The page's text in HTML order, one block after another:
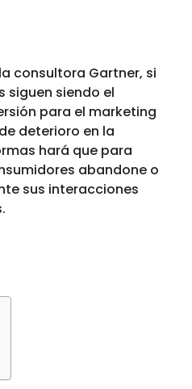
consultora Gartner, si
siguen siendo el
para el marketing
deterioro en la
hará que para
abandone o
sus interacciones